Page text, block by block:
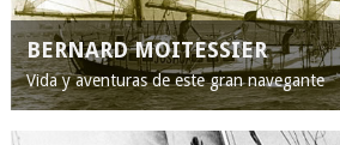
BERNARD MOITESSIER
Vida y aventuras de este gran navegante